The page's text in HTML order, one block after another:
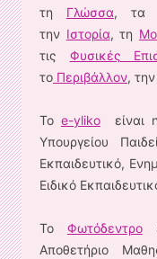
τη Γλώσσα, τα
την Ιστορία, τη
τις Φυσικές
το Περιβάλλον, την
Το e-ylikoείναι η
Υπουργείου
Εκπαιδευτικό,
Ειδικό
Το Φωτόδεντρο
Αποθετήριο